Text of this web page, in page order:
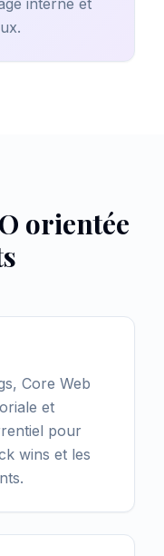
interne et
orientée
Core Web
et
pour
wins et les